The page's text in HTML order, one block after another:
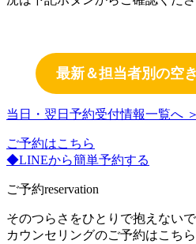
最新＆担当者別の空
当日・翌日予約受付情報一覧へ ＞
ご予約はこちら
◆LINEから簡単予約する
ご予約reservation
そのつらさをひとりで抱えないで
カウンセリングのご予約はこちら